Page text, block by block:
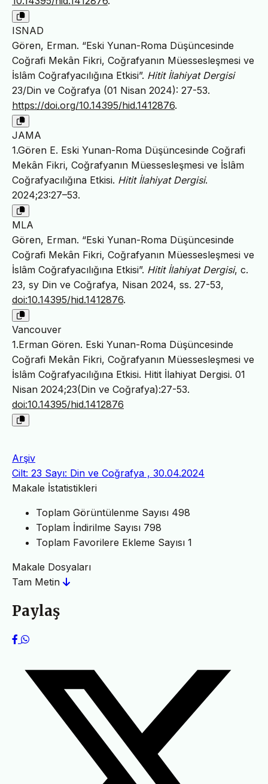
ISNAD
Gören, Erman. “Eski Yunan-Roma Düşüncesinde
Coğrafi Mekân Fikri, Coğrafyanın Müessesleşmesi ve
İslâm Coğrafyacılığına Etkisi”. Hitit İlahiyat Dergisi
23/Din ve Coğrafya (01 Nisan 2024): 27-53.
https://doi.org/10.14395/hid.1412876.
JAMA
1.Gören E. Eski Yunan-Roma Düşüncesinde Coğrafi
Mekân Fikri, Coğrafyanın Müessesleşmesi ve İslâm
Coğrafyacılığına Etkisi. Hitit İlahiyat Dergisi.
2024;23:27–53.
MLA
Gören, Erman. “Eski Yunan-Roma Düşüncesinde
Coğrafi Mekân Fikri, Coğrafyanın Müessesleşmesi ve
İslâm Coğrafyacılığına Etkisi”. Hitit İlahiyat Dergisi, c.
23, sy Din ve Coğrafya, Nisan 2024, ss. 27-53,
doi:10.14395/hid.1412876.
Vancouver
1.Erman Gören. Eski Yunan-Roma Düşüncesinde
Coğrafi Mekân Fikri, Coğrafyanın Müessesleşmesi ve
İslâm Coğrafyacılığına Etkisi. Hitit İlahiyat Dergisi. 01
Nisan 2024;23(Din ve Coğrafya):27-53.
doi:10.14395/hid.1412876
Arşiv
Cilt: 23 Sayı: Din ve Coğrafya , 30.04.2024
Makale İstatistikleri
Toplam Görüntülenme Sayısı 498
Toplam İndirilme Sayısı 798
Toplam Favorilere Ekleme Sayısı 1
Makale Dosyaları
Tam Metin
Paylaş